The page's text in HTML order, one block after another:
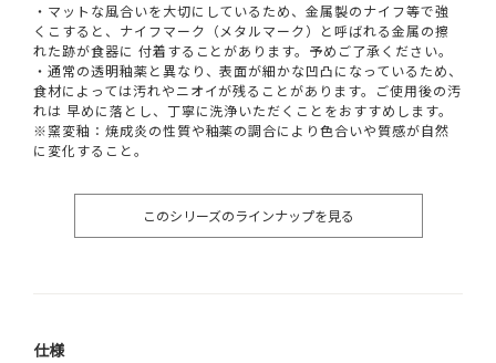
・マットな風合いを大切にしているため、金属製のナイフ等で強
くこすると、ナイフマーク（メタルマーク）と呼ばれる金属の擦
れた跡が食器に 付着することがあります。予めご了承ください。
・通常の透明釉薬と異なり、表面が細かな凹凸になっているため、
食材によっては汚れやニオイが残ることがあります。ご使用後の汚
れは 早めに落とし、丁寧に洗浄いただくことをおすすめします。
※窯変釉：焼成炎の性質や釉薬の調合により色合いや質感が自然
に変化すること。
このシリーズのラインナップを見る
仕様